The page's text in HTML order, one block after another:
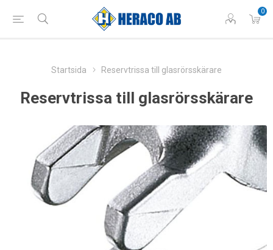
0
Startsida Reservtrissa till glasrörsskärare
Reservtrissa till glasrörsskärare